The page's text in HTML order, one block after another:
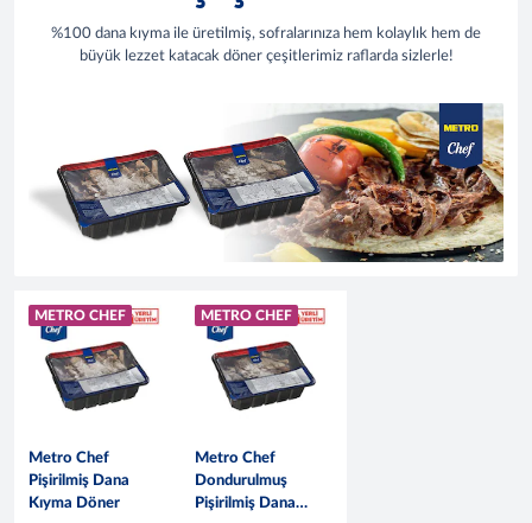
%100 dana kıyma ile üretilmiş, sofralarınıza hem kolaylık hem de
büyük lezzet katacak döner çeşitlerimiz raflarda sizlerle!
METRO CHEF
Metro Chef
Pişirilmiş Dana
Kıyma Döner
METRO CHEF
Metro Chef
Dondurulmuş
Pişirilmiş Dana